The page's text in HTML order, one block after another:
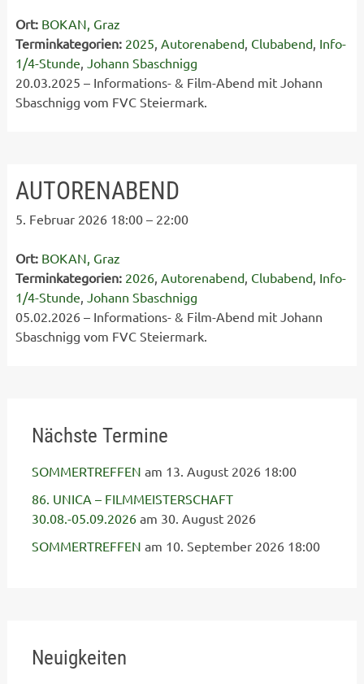
Ort: BOKAN, Graz
Terminkategorien: 2025, Autorenabend, Clubabend, Info-
1/4-Stunde, Johann Sbaschnigg
20.03.2025 – Informations- & Film-Abend mit Johann
Sbaschnigg vom FVC Steiermark.
AUTORENABEND
5. Februar 2026 18:00– 22:00
Ort: BOKAN, Graz
Terminkategorien: 2026, Autorenabend, Clubabend, Info-
1/4-Stunde, Johann Sbaschnigg
05.02.2026 – Informations- & Film-Abend mit Johann
Sbaschnigg vom FVC Steiermark.
Nächste Termine
SOMMERTREFFEN am 13. August 2026 18:00
86. UNICA – FILMMEISTERSCHAFT
30.08.-05.09.2026am 30. August 2026
SOMMERTREFFEN am 10. September 2026 18:00
Neuigkeiten